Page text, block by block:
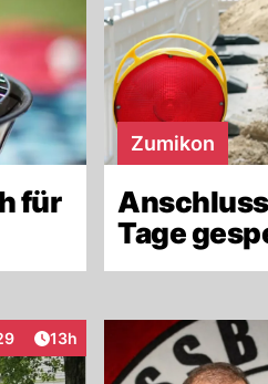
für
Zumikon
Tage
Artikel veröffentlicht:
13h